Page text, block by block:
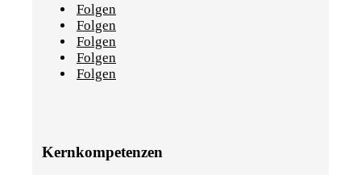
Folgen
Folgen
Folgen
Folgen
Folgen
Kernkompetenzen